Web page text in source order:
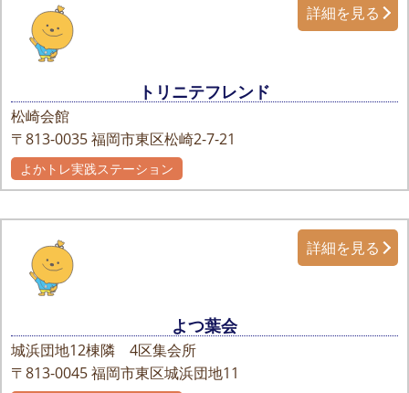
トリニテフレンド
松崎会館
〒813-0035福岡市東区松崎2-7-21
詳細を見る
よかトレ実践ステーション
よつ葉会
城浜団地12棟隣 4区集会所
〒813-0045福岡市東区城浜団地11
詳細を見る